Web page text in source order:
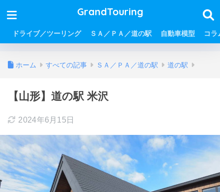
GrandTouring
ドライブ／ツーリング ＳＡ／ＰＡ／道の駅 自動車模型 コラ
ホーム すべての記事 ＳＡ／ＰＡ／道の駅 道の駅
【山形】道の駅 米沢
2024年6月15日